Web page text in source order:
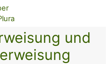
und